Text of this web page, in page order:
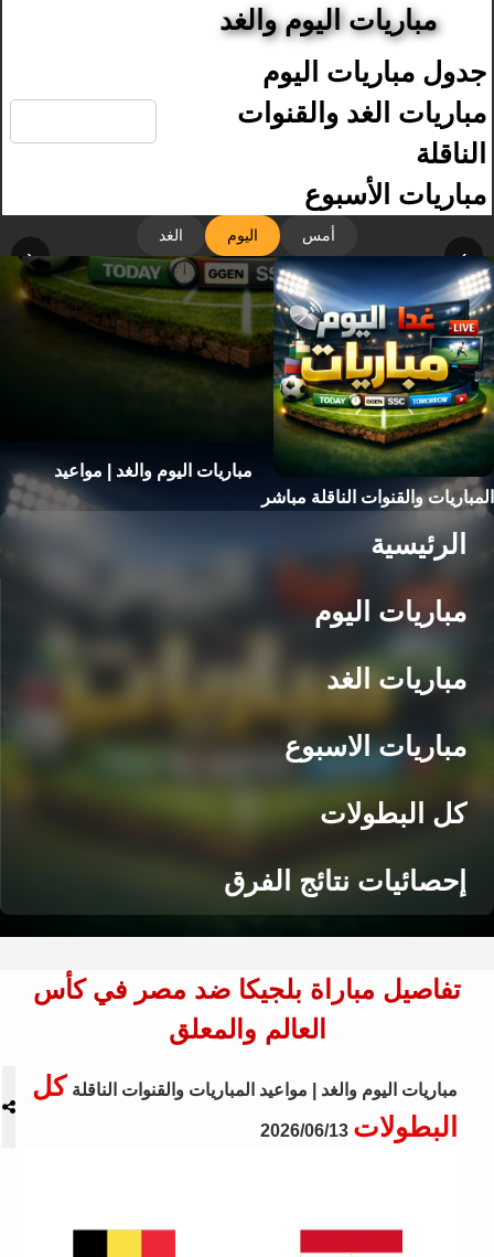
مباريات اليوم والغد
جدول مباريات اليوم
مباريات الغد والقنوات
الناقلة
مباريات الأسبوع
أمس اليوم الغد
‹ ›
مباريات اليوم والغد | مواعيد
المباريات والقنوات الناقلة مباشر
الرئيسية
مباريات اليوم
مباريات الغد
مباريات الاسبوع
كل البطولات
إحصائيات نتائج الفرق
تفاصيل مباراة بلجيكا ضد مصر في كأس
العالم والمعلق
مباريات اليوم والغد | مواعيد المباريات والقنوات الناقلة كل
البطولات 2026/06/13